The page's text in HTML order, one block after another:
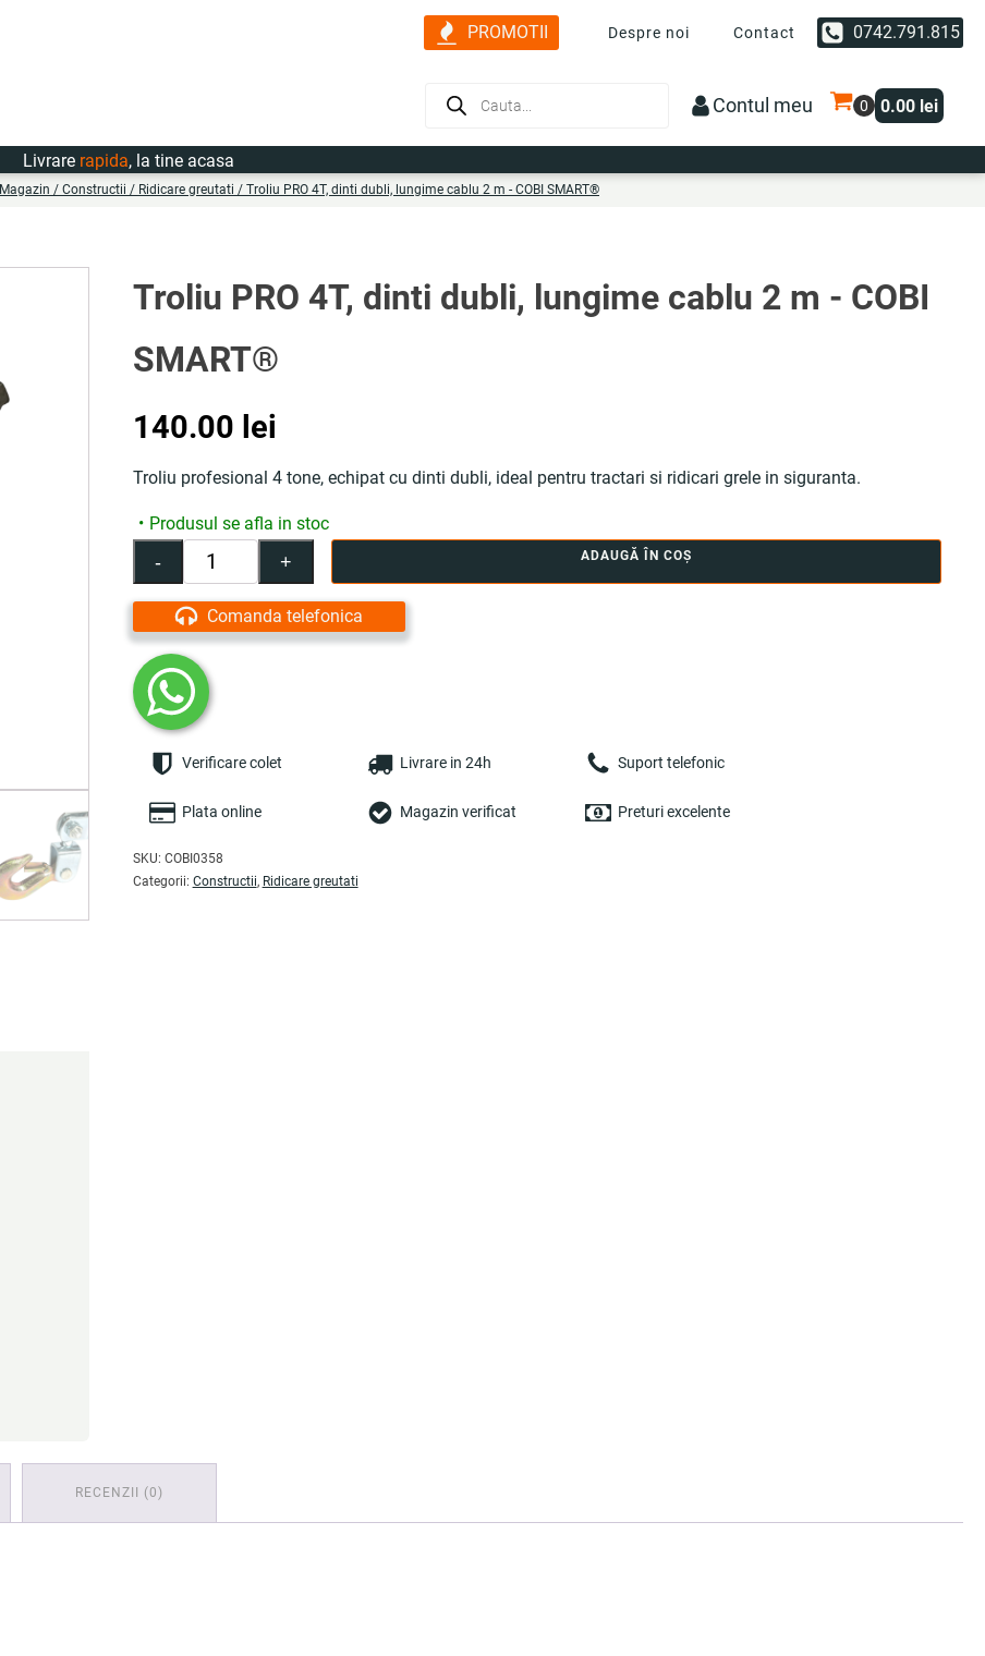
PROMOTII Despre noi Contact 0742.791.815
Products
Contul meu 0.00 lei
Livrarerapida, la tine acasa
Magazin / Constructii / Ridicare greutati / Troliu PRO 4T, dinti dubli, lungime cablu 2 m - COBI SMART®
Troliu PRO 4T, dinti dubli, lungime cablu 2 m - COBI
SMART®
140.00 lei
Troliu profesional 4 tone, echipat cu dinti dubli, ideal pentru tractari si ridicari grele in siguranta.
Produsul se afla in stoc
-
Cantitate
Troliu
PRO
4T,
dubli,
lungime
cablu
m
COBI
+ ADAUGĂ ÎN COȘ
Comanda telefonica
Verificare colet Livrare in 24h Suport telefonic
Plata online Magazin verificat Preturi excelente
SKU: COBI0358
Categorii: Constructii, Ridicare greutati
RECENZII (0)